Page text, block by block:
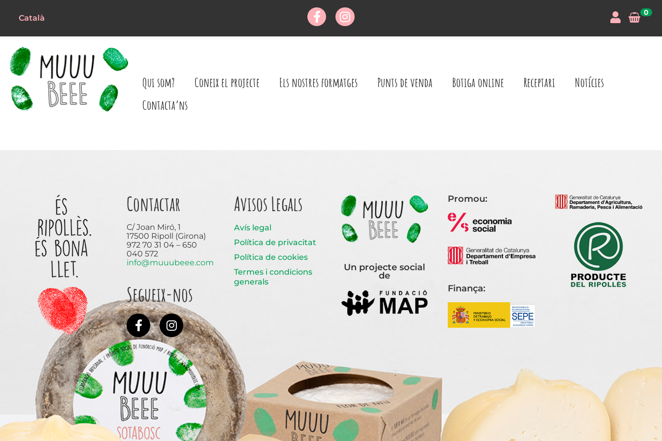
Català
0
Qui som? Coneix el projecte Els nostres formatges Punts de venda Botiga online Receptari
Notícies
Contacta’ns
Contactar
C/ Joan Miró, 1
17500 Ripoll (Girona)
972 70 31 04 – 650
040 572
info@muuubeee.com
Segueix-nos
Avisos Legals
Avís legal
Política de privacitat
Política de cookies
Termes i condicions
generals
Un projecte social
de
Promou:
Finança: